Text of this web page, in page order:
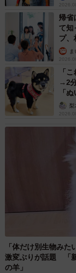
GUTTIさん関連情
Xアカウント：
ルートインのお茶
だけど、「米粒を
題に『運用ではな
感が持てる。
帰省
て知
プ、
「
→2
「
梨
「体だけ別生物み
激変ぶりが話題 「
の羊」